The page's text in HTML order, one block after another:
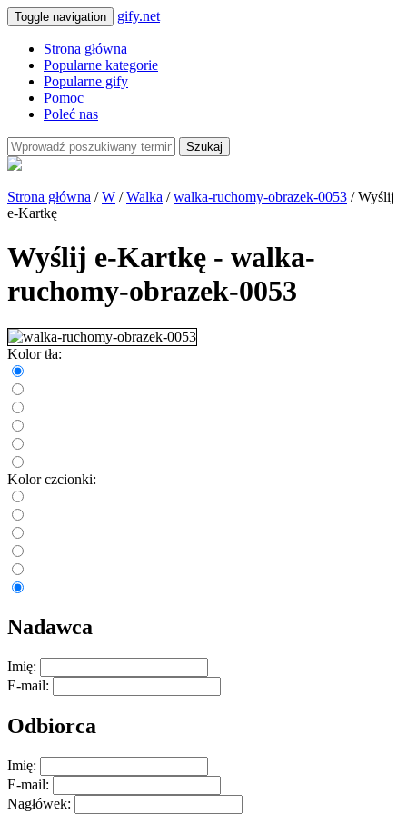
Toggle navigation gify.net
Strona główna
Popularne kategorie
Popularne gify
Pomoc
Poleć nas
Szukaj
Strona główna /W /Walka /walka-ruchomy-obrazek-0053 / Wyślij
e-Kartkę
Wyślij e-Kartkę - walka-
ruchomy-obrazek-0053
Kolor tła:
Kolor czcionki:
Nadawca
Imię:
E-mail:
Odbiorca
Imię:
E-mail:
Nagłówek: